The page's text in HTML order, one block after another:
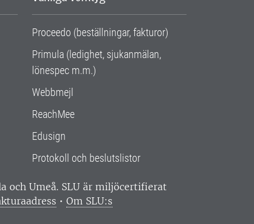
Proceedo (beställningar, fakturor)
Primula (ledighet, sjukanmälan,
lönespec m.m.)
Webbmejl
ReachMee
Edusign
Protokoll och beslutslistor
och Umeå. SLU är miljöcertifierat
• Om SLU:s